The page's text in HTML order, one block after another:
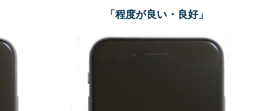
「程度が良い・良好」